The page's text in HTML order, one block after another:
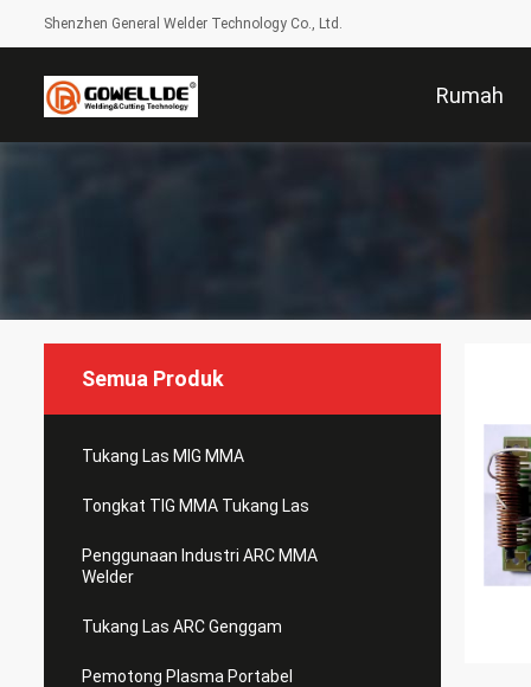
Shenzhen General Welder Technology Co., Ltd.
Rumah
Semua Produk
Tukang Las MIG MMA
Tongkat TIG MMA Tukang Las
Penggunaan Industri ARC MMA
Welder
Tukang Las ARC Genggam
Pemotong Plasma Portabel